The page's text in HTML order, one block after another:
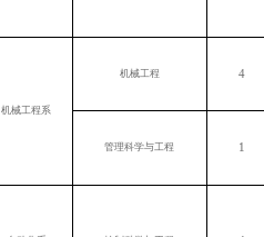
机械工程系
机械工程 4
管理科学与工程 1